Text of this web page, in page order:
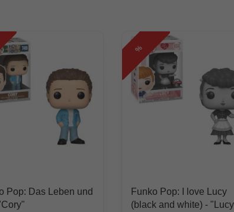
Pop: Das Leben und
%
Funko Pop: I love Lucy
(black and white) - "Lucy